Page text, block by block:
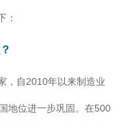
：
，自2010年以来制造业
地位进一步巩固。在500